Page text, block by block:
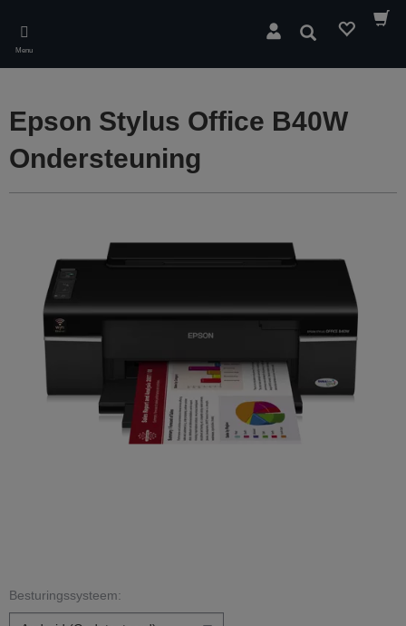
main
content
Menu
Zoeken
Epson Stylus Office B40W
Ondersteuning
Besturingssysteem: